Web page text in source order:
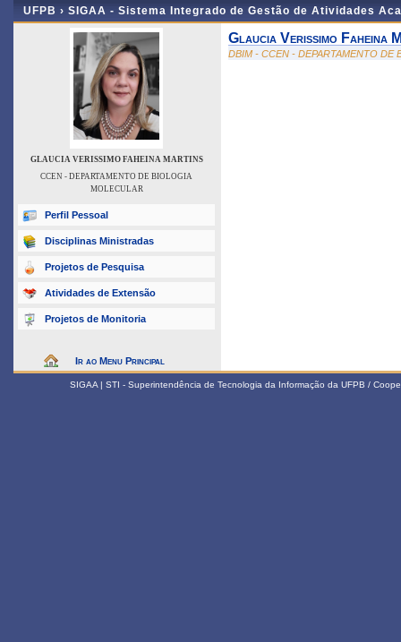
UFPB › SIGAA - Sistema Integrado de Gestão de Atividades
GLAUCIA VERISSIMO FAHEINA MARTINS
CCEN - DEPARTAMENTO DE BIOLOGIA
MOLECULAR
Perfil Pessoal
Disciplinas Ministradas
Projetos de Pesquisa
Atividades de Extensão
Projetos de Monitoria
Ir ao Menu Principal
Glaucia Verissimo Faheina
DBIM - CCEN - DEPARTAMENTO DE
SIGAA | STI - Superintendência de Tecnologia da Informação da UFPB /